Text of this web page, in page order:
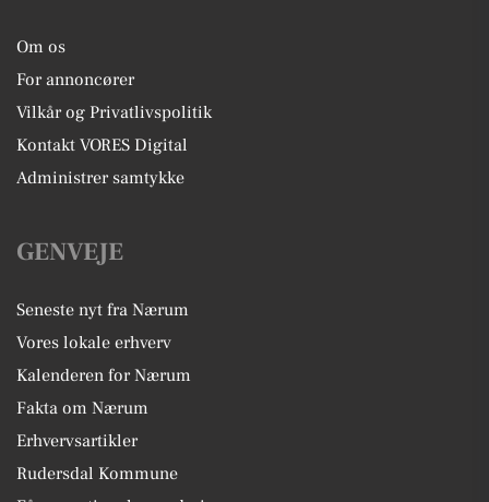
Om os
For annoncører
Vilkår og Privatlivspolitik
Kontakt VORES Digital
Administrer samtykke
GENVEJE
Seneste nyt fra Nærum
Vores lokale erhverv
Kalenderen for Nærum
Fakta om Nærum
Erhvervsartikler
Rudersdal Kommune